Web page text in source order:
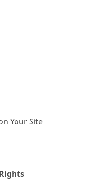
Your Site